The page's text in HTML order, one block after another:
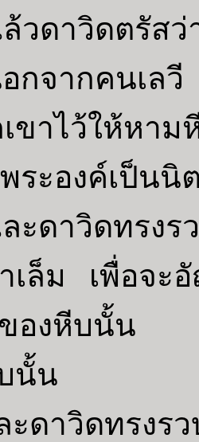
ดาวิดตรัส
กจากคนเลวี
เขาไว้ให้
ระองค์เป็นนิ
ดาวิดทรงร
าเล็ม เพื่อจะ
องหีบนั้น
นั้น
ดาวิดทรงร